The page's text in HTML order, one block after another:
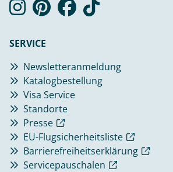
SERVICE
Newsletteranmeldung
Katalogbestellung
Visa Service
Standorte
Presse
EU-Flugsicherheitsliste
Barrierefreiheitserklärung
Servicepauschalen